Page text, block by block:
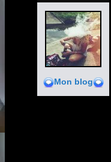
Mon blog